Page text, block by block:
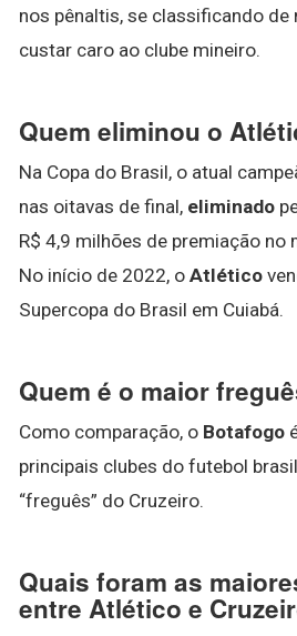
nos pênaltis, se classificando de
custar caro ao clube mineiro.
Quem eliminou o
Na Copa do Brasil, o atual
nas oitavas de final, eliminado
R$ 4,9 milhões de premiação no
No início de 2022, o Atlético
Supercopa do Brasil em Cuiabá.
Quem é o maior
Como comparação, o Botafogo
principais clubes do futebol
“freguês” do Cruzeiro.
Quais foram as
entre Atlético e